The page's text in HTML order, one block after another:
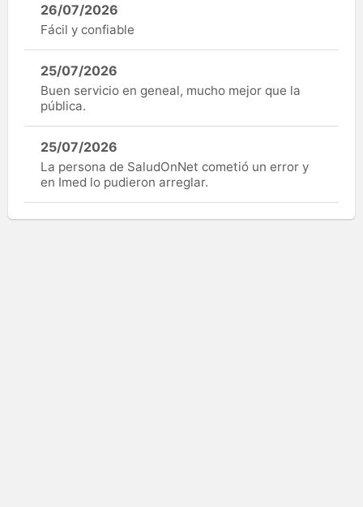
26/07/2026
Fácil y confiable
25/07/2026
Buen servicio en geneal, mucho mejor que la
pública.
25/07/2026
La persona de SaludOnNet cometió un error y
en Imed lo pudieron arreglar.